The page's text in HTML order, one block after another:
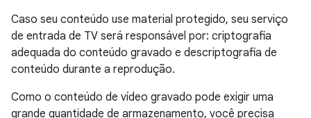
Caso seu conteúdo use material protegido, seu serviço
de entrada de TV será responsável por: criptografia
adequada do conteúdo gravado e descriptografia de
conteúdo durante a reprodução.
Como o conteúdo de vídeo gravado pode exigir uma
grande quantidade de armazenamento, você precisa